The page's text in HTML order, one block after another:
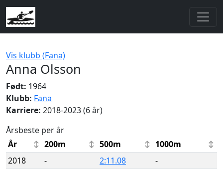
Vis klubb (Fana)
Anna Olsson
Født: 1964
Klubb: Fana
Karriere: 2018-2023 (6 år)
Årsbeste per år
År
200m 500m
1000m
2018
- 2:11.08
-